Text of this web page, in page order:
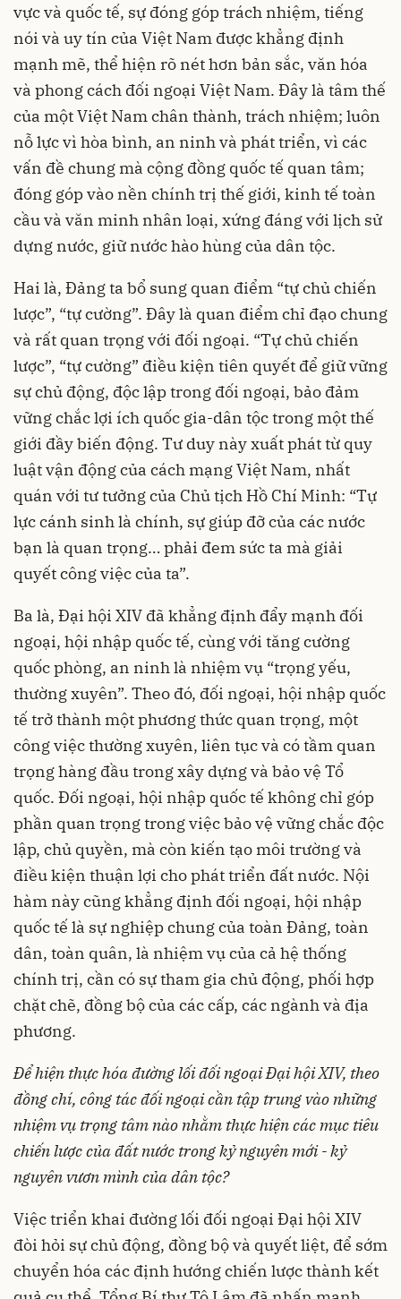
vực và quốc tế, sự đóng góp trách nhiệm, tiếng
nói và uy tín của Việt Nam được khẳng định
mạnh mẽ, thể hiện rõ nét hơn bản sắc, văn hóa
và phong cách đối ngoại Việt Nam. Đây là tâm thế
của một Việt Nam chân thành, trách nhiệm; luôn
nỗ lực vì hòa bình, an ninh và phát triển, vì các
vấn đề chung mà cộng đồng quốc tế quan tâm;
đóng góp vào nền chính trị thế giới, kinh tế toàn
cầu và văn minh nhân loại, xứng đáng với lịch sử
dựng nước, giữ nước hào hùng của dân tộc.
Hai là, Đảng ta bổ sung quan điểm “tự chủ chiến
lược”, “tự cường”. Đây là quan điểm chỉ đạo chung
và rất quan trọng với đối ngoại. “Tự chủ chiến
lược”, “tự cường” điều kiện tiên quyết để giữ vững
sự chủ động, độc lập trong đối ngoại, bảo đảm
vững chắc lợi ích quốc gia-dân tộc trong một thế
giới đầy biến động. Tư duy này xuất phát từ quy
luật vận động của cách mạng Việt Nam, nhất
quán với tư tưởng của Chủ tịch Hồ Chí Minh: “Tự
lực cánh sinh là chính, sự giúp đỡ của các nước
bạn là quan trọng… phải đem sức ta mà giải
quyết công việc của ta”.
Ba là, Đại hội XIV đã khẳng định đẩy mạnh đối
ngoại, hội nhập quốc tế, cùng với tăng cường
quốc phòng, an ninh là nhiệm vụ “trọng yếu,
thường xuyên”. Theo đó, đối ngoại, hội nhập quốc
tế trở thành một phương thức quan trọng, một
công việc thường xuyên, liên tục và có tầm quan
trọng hàng đầu trong xây dựng và bảo vệ Tổ
quốc. Đối ngoại, hội nhập quốc tế không chỉ góp
phần quan trọng trong việc bảo vệ vững chắc độc
lập, chủ quyền, mà còn kiến tạo môi trường và
điều kiện thuận lợi cho phát triển đất nước. Nội
hàm này cũng khẳng định đối ngoại, hội nhập
quốc tế là sự nghiệp chung của toàn Đảng, toàn
dân, toàn quân, là nhiệm vụ của cả hệ thống
chính trị, cần có sự tham gia chủ động, phối hợp
chặt chẽ, đồng bộ của các cấp, các ngành và địa
phương.
Để hiện thực hóa đường lối đối ngoại Đại hội XIV, theo
đồng chí, công tác đối ngoại cần tập trung vào những
nhiệm vụ trọng tâm nào nhằm thực hiện các mục tiêu
chiến lược của đất nước trong kỷ nguyên mới - kỷ
nguyên vươn mình của dân tộc?
Việc triển khai đường lối đối ngoại Đại hội XIV
đòi hỏi sự chủ động, đồng bộ và quyết liệt, để sớm
chuyển hóa các định hướng chiến lược thành kết